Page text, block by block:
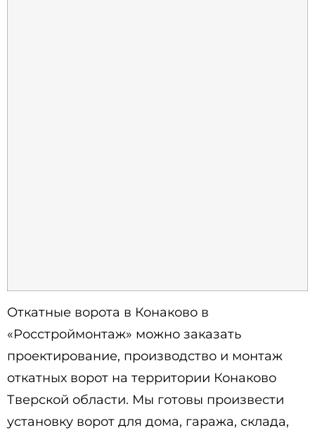
Откатные ворота в Конаково в
«Росстроймонтаж» можно заказать
проектирование, производство и монтаж
откатных ворот на территории Конаково
Тверской области. Мы готовы произвести
установку ворот для дома, гаража, склада,